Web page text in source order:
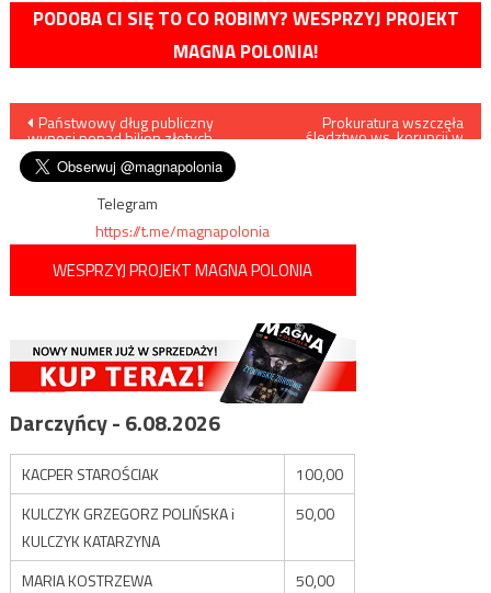
PODOBA CI SIĘ TO CO ROBIMY? WESPRZYJ PROJEKT
MAGNA POLONIA!
Nawigacja
wpisu
Państwowy dług publiczny
wynosi ponad bilion złotych
Prokuratura wszczęła
śledztwo ws. korupcji w
Telegram
https://t.me/magnapolonia
WESPRZYJ PROJEKT MAGNA POLONIA
Darczyńcy - 6.08.2026
KACPER STAROŚCIAK
100,00
KULCZYK GRZEGORZ POLIŃSKA i
KULCZYK KATARZYNA
50,00
MARIA KOSTRZEWA 50,00